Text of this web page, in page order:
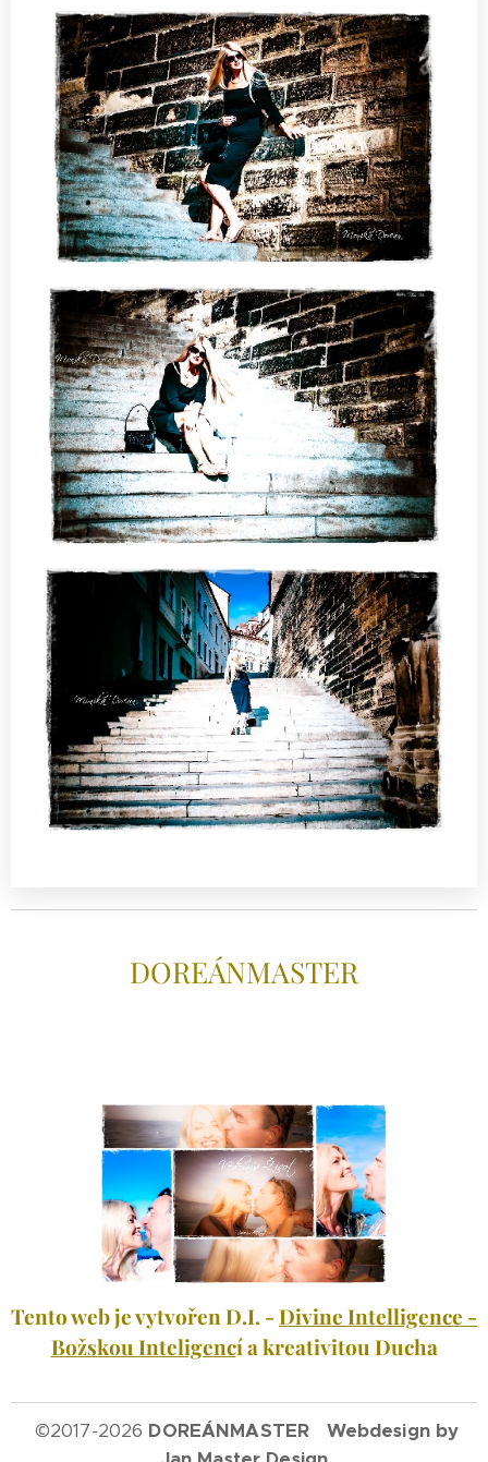
DOREÁNMASTER
Tento web je vytvořen D.I. -Divine Intelligence -
Božskou Inteligencí a kreativitou Ducha
©2017-2026 DOREÁNMASTER Webdesign by